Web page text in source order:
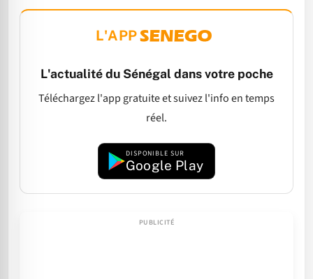
L'APP
L'actualité du Sénégal dans votre poche
Téléchargez l'app gratuite et suivez l'info en temps
réel.
DISPONIBLE SUR
Google Play